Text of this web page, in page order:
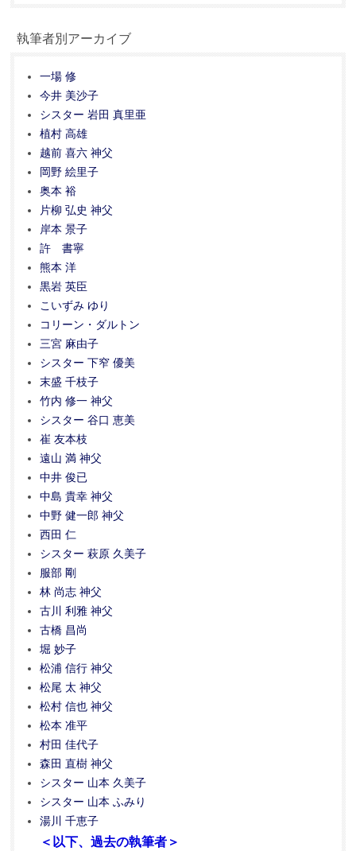
執筆者別アーカイブ
一場 修
今井 美沙子
シスター 岩田 真里亜
植村 高雄
越前 喜六 神父
岡野 絵里子
奥本 裕
片柳 弘史 神父
岸本 景子
許 書寧
熊本 洋
黒岩 英臣
こいずみ ゆり
コリーン・ダルトン
三宮 麻由子
シスター 下窄 優美
末盛 千枝子
竹内 修一 神父
シスター 谷口 恵美
崔 友本枝
遠山 満 神父
中井 俊已
中島 貴幸 神父
中野 健一郎 神父
西田 仁
シスター 萩原 久美子
服部 剛
林 尚志 神父
古川 利雅 神父
古橋 昌尚
堀 妙子
松浦 信行 神父
松尾 太 神父
松村 信也 神父
松本 准平
村田 佳代子
森田 直樹 神父
シスター 山本 久美子
シスター 山本 ふみり
湯川 千恵子
＜以下、過去の執筆者＞